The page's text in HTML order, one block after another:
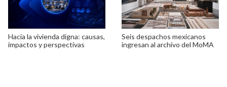
Hacia la vivienda digna: causas,
impactos y perspectivas
Seis despachos mexicanos
ingresan al archivo del MoMA